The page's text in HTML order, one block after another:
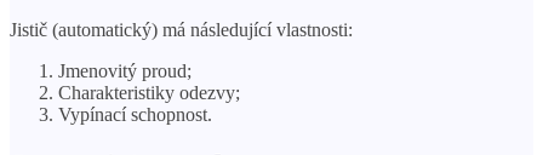
Jistič (automatický) má následující vlastnosti:
Jmenovitý proud;
Charakteristiky odezvy;
Vypínací schopnost.